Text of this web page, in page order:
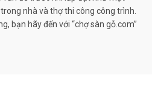
nhà và thợ thi công công trình.
bạn hãy đến với “chợ sàn gỗ.com”